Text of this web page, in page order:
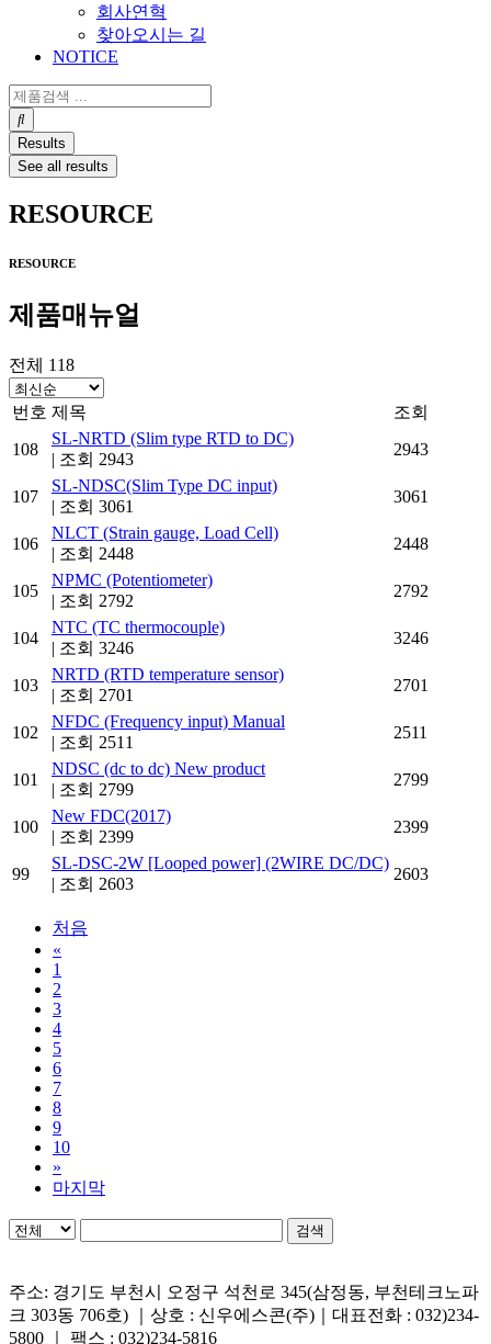
회사연혁
찾아오시는 길
NOTICE
Search
...
Results
See all results
RESOURCE
RESOURCE
제품매뉴얼
전체 118
번호 제목
조회
108
SL-NRTD (Slim type RTD to DC)
| 조회 2943
2943
107
SL-NDSC(Slim Type DC input)
| 조회 3061
3061
106
NLCT (Strain gauge, Load Cell)
| 조회 2448
2448
105
NPMC (Potentiometer)
| 조회 2792
2792
104
NTC (TC thermocouple)
| 조회 3246
3246
103
NRTD (RTD temperature sensor)
| 조회 2701
2701
102
NFDC (Frequency input) Manual
| 조회 2511
2511
101
NDSC (dc to dc) New product
| 조회 2799
2799
100
New FDC(2017)
| 조회 2399
2399
99
SL-DSC-2W [Looped power] (2WIRE DC/DC)
| 조회 2603
2603
처음
«
1
2
3
4
5
6
7
8
9
10
»
마지막
검색
주소: 경기도 부천시 오정구 석천로 345(삼정동, 부천테크노파
크 303동 706호) ｜상호 : 신우에스콘(주)｜대표전화 : 032)234-
5800 ｜ 팩스 : 032)234-5816